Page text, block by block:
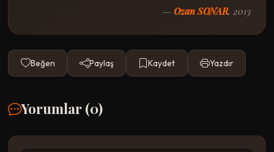
— Ozan SONAR, 2013
Beğen Paylaş Kaydet Yazdır
Yorumlar (0)